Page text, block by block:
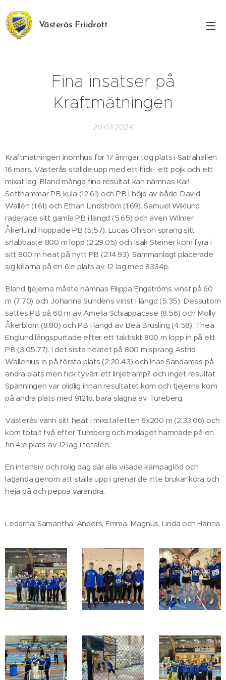
Västerås Friidrott
Fina insatser på
Kraftmätningen
20.03.2024
Kraftmätningen inomhus för 17 åringar tog plats i Sätrahallen
16 mars. Västerås ställde upp med ett flick- ett pojk och ett
mixat lag. Bland många fina resultat kan nämnas Karl
Setthammar PB kula (12.61) och PB i höjd av både David
Wallén (1.61) och Ethan Lindström (1.69). Samuel Wiklund
raderade sitt gamla PB i längd (5.65) och även Wilmer
Åkerlund hoppade PB (5,57). Lucas Ohlson sprang sitt
snabbaste 800 m lopp (2:29.05) och Isak Steiner kom fyra i
sitt 800 m heat på nytt PB (2:14.93). Sammanlagt placerade
sig killarna på en 6:e plats av 12 lag med 8334p.
Bland tjejerna måste nämnas Filippa Engströms vinst på 60
m (7.70) och Johanna Sundens vinst i längd (5.35). Dessutom
sattes PB på 60 m av Amelia Schiappacase (8.56) och Molly
Åkerblom (8.80) och PB i längd av Bea Brusling (4.58). Thea
Englund långspurtade efter ett taktiskt 800 m lopp in på ett
PB (3:05.77). I det sista heatet på 800 m sprang Astrid
Wallenius in på första plats (2:20.43) och Inari Sandamas på
andra plats men fick tyvärr ett linjetramp? och inget resultat.
Spänningen var olidlig innan resultatet kom och tjejerna kom
på andra plats med 9121p, bara slagna av Tureberg.
Västerås vann sitt heat i mixstafetten 6x200 m (2,33,06) och
kom totalt två efter Tureberg och mixlaget hamnade på en
fin 4:e plats av 12 lag i totalen.
En intensiv och rolig dag där alla visade kämpaglöd och
laganda genom att ställa upp i grenar de inte brukar köra och
heja på och peppa varandra.
Ledarna: Samantha, Anders, Emma, Magnus, Linda och Hanna